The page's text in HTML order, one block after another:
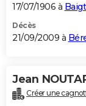
17/07/1906 à
Décès
21/09/2009 à
Jean
Créer une